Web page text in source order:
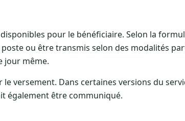
pour le bénéficiaire. Selon la
ou être transmis selon des modalités
jour même.
versement. Dans certaines versions du
également être communiqué.